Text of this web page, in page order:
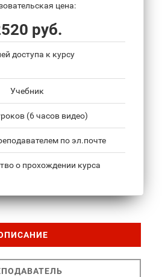
цена:
руб.
доступа к курсу
Учебник
(6 часов видео)
по эл.почте
о прохождении курса